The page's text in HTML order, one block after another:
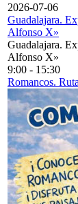
2026-07-06
Guadalajara.
Alfonso X»
Guadalajara.
Alfonso X»
9:00 - 15:30
Romancos.